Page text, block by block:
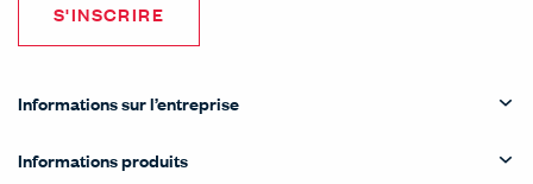
S'INSCRIRE
Informations sur l’entreprise
Informations produits